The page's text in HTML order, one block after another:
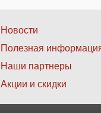
Нижнее
меню
2
Новости
Полезная
Наши партнеры
Акции и скидки